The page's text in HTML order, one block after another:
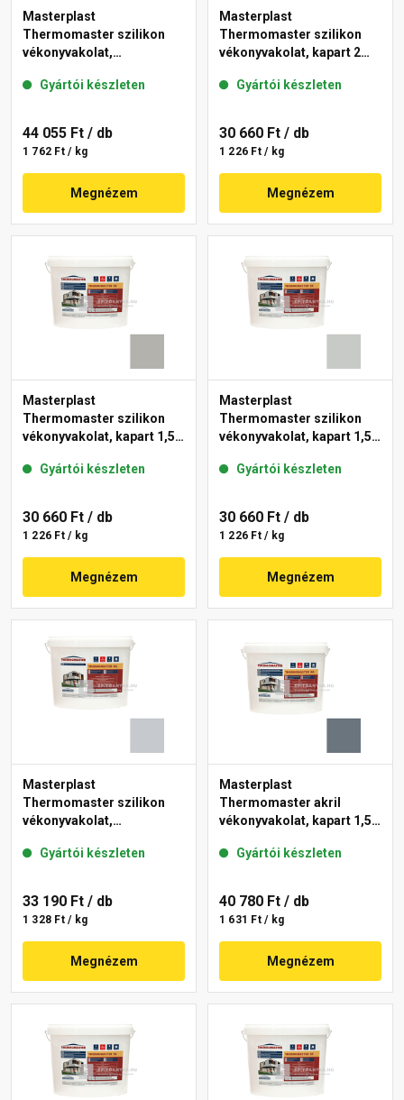
Masterplast
Thermomaster szilikon
vékonyvakolat,
50-C 25 kg
Gyártói készleten
44 055 Ft / db
1 762 Ft / kg
Megnézem
Masterplast
Thermomaster szilikon
vékonyvakolat, kapart 2
Gyártói készleten
30 660 Ft / db
1 226 Ft / kg
Megnézem
Masterplast
Thermomaster szilikon
vékonyvakolat, kapart 1,5
Gyártói készleten
30 660 Ft / db
1 226 Ft / kg
Megnézem
Masterplast
Thermomaster szilikon
vékonyvakolat, kapart 1,5
Gyártói készleten
30 660 Ft / db
1 226 Ft / kg
Megnézem
Masterplast
Thermomaster szilikon
vékonyvakolat,
50-F 25 kg
Gyártói készleten
33 190 Ft / db
1 328 Ft / kg
Megnézem
Masterplast
Thermomaster akril
vékonyvakolat, kapart 1,5
Gyártói készleten
40 780 Ft / db
1 631 Ft / kg
Megnézem